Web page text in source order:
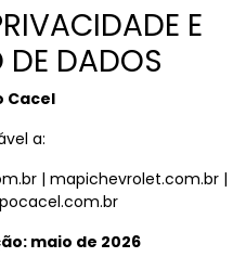
E
DE DADOS
Cacel
a:
| mapichevrolet.com.br |
maio de 2026